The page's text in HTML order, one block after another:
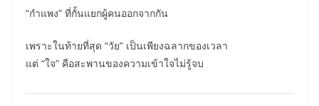
“กำแพง” ที่กั้นแยกผู้คนออกจากกัน
เพราะในท้ายที่สุด “วัย” เป็นเพียงฉลากของเวลา
แต่ “ใจ” คือสะพานของความเข้าใจไม่รู้จบ